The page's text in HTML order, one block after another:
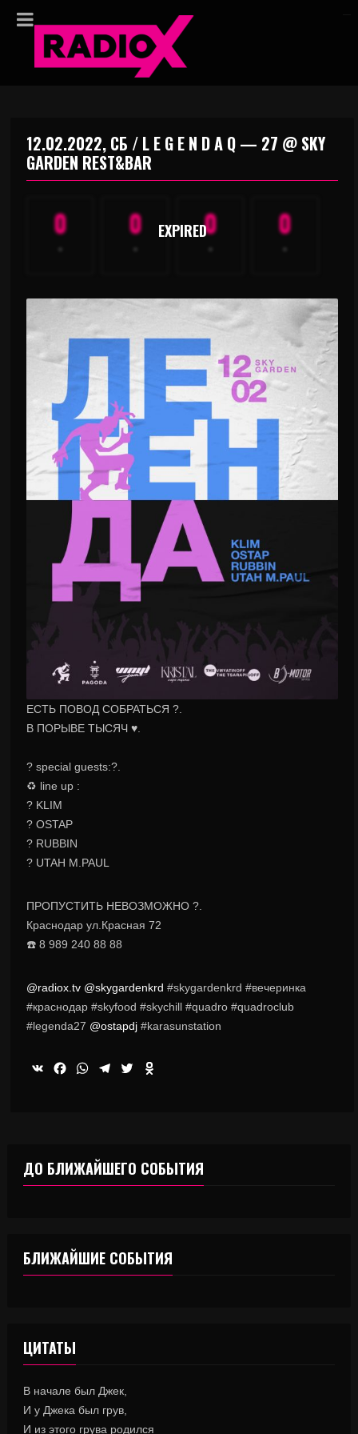
12.02.2022, СБ / L E G E N D A Q — 27 @ SKY
GARDEN REST&BAR
0
-
0
-
0
-
0
-
EXPIRED
ЕСТЬ ПОВОД СОБРАТЬСЯ ?.⠀
В ПОРЫВЕ ТЫСЯЧ ♥️.
? special guests:?.
♻️ line up :
? KLIM
? OSTAP
? RUBBIN
? UTAH M.PAUL
ПРОПУСТИТЬ НЕВОЗМОЖНО ?.
Краснодар ул.Красная 72
☎️ 8 989 240 88 88
@radiox.tv @skygardenkrd #skygardenkrd #вечеринка
#краснодар #skyfood #skychill #quadro #quadroclub
#legenda27 @ostapdj #karasunstation
VK Facebook
WhatsApp
Telegram
Twitter
ДО БЛИЖАЙШЕГО СОБЫТИЯ
БЛИЖАЙШИЕ СОБЫТИЯ
ЦИТАТЫ
В начале был Джек,
И у Джека был грув,
И из этого грува родился